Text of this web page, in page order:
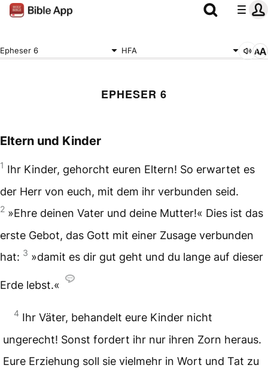
Epheser 6 HFA
EPHESER 6
Eltern und Kinder
1 Ihr Kinder, gehorcht euren Eltern! So erwartet es
der Herr von euch, mit dem ihr verbunden seid.
2 »Ehre deinen Vater und deine Mutter!« Dies ist das
erste Gebot, das Gott mit einer Zusage verbunden
hat: 3 »damit es dir gut geht und du lange auf dieser
Erde lebst.«
4 Ihr Väter, behandelt eure Kinder nicht
ungerecht! Sonst fordert ihr nur ihren Zorn heraus.
Eure Erziehung soll sie vielmehr in Wort und Tat zu